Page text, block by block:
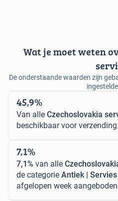
Wat je moet weten
De onderstaande waarden zijn
45,9%
Van alle Czechoslovakia
beschikbaar voor verzending.
7,1%
7,1% van alle
de categorie Antiek |
afgelopen week